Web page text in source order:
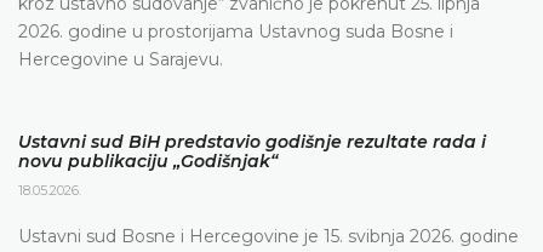
2026. godine u prostorijama Ustavnog suda Bosne i
Hercegovine u Sarajevu.
Ustavni sud BiH predstavio godišnje rezultate rada i
novu publikaciju „Godišnjak“
18.05.2026.
Ustavni sud Bosne i Hercegovine je 15. svibnja 2026. godine